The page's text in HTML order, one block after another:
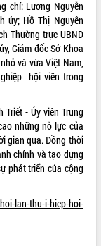
chí: Lương Nguyễn
ủy; Hồ Thị Nguyên
Thường trực UBND
Giám đốc Sở Khoa
và vừa Việt Nam,
hội viên trong
- Ủy viên Trung
những nỗ lực của
gian qua. Đồng thời
chính và tạo dựng
phát triển của cộng
lan-thu-i-hiep-hoi-